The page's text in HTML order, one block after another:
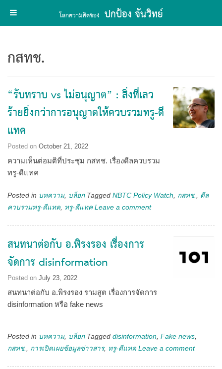
content
กสทช.
“รับทราบ vs ไม่อนุญาต” : สิ่งที่เลว
ร้ายยิ่งกว่าการอนุญาตให้ควบรวมทรู-ดี
แทค
Posted on October 21, 2022
ความเห็นต่อมติที่ประชุม กสทช. เรื่องดีลควบรวม
ทรู-ดีแทค
Posted in บทความ, บล็อก Tagged NBTC Policy Watch, กสทช., ดีล
ควบรวมทรู-ดีแทค, ทรู-ดีแทค Leave a comment
สนทนาต่อกับ อ.พิรงรอง เรื่องการ
จัดการ disinformation
Posted on July 23, 2022
สนทนาต่อกับ อ.พิรงรอง รามสูต เรื่องการจัดการ
disinformation หรือ fake news
Posted in บทความ, บล็อก Tagged disinformation, Fake news,
กสทช., การเปิดเผยข้อมูลข่าวสาร, ทรู-ดีแทค Leave a comment
โลกความคิดของ ปกป้อง จันวิทย์